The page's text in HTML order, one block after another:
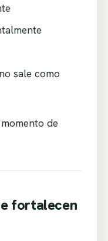
sale como
de
fortalecen